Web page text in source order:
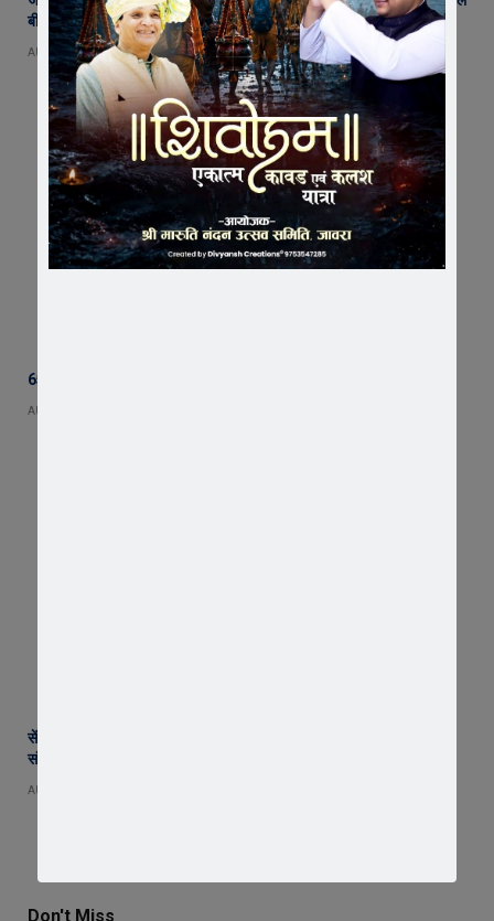
बीमा पर जताया आक्रोश
AUGUST 6, 2026
65 हजार रुपए भाड़ा न देने का आरोप, ट्रक चालक ने एसडीएम को सौंपा ज्ञापन
AUGUST 5, 2026
सेंट पॉल्स कॉन्वेंट स्कूल में छात्र परिषद का शपथ ग्रहण समारोह गरिमामय माहौल में
संपन्न
AUGUST 5, 2026
Don't Miss